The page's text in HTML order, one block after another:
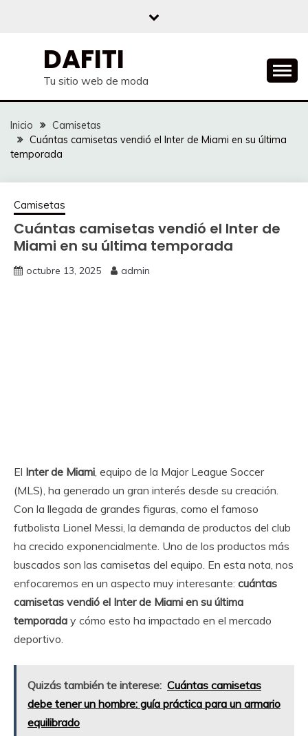
DAFITI
Tu sitio web de moda
Inicio
Camisetas
Cuántas camisetas vendió el Inter de Miami en su última
temporada
Camisetas
Cuántas camisetas vendió el Inter de
Miami en su última temporada
octubre 13, 2025 admin
El Inter de Miami, equipo de la Major League Soccer
(MLS), ha generado un gran interés desde su creación.
Con la llegada de grandes figuras, como el famoso
futbolista Lionel Messi, la demanda de productos del club
ha crecido exponencialmente. Uno de los productos más
buscados son las camisetas del equipo. En esta nota, nos
enfocaremos en un aspecto muy interesante: cuántas
camisetas vendió el Inter de Miami en su última
temporada y cómo esto ha impactado en el mercado
deportivo.
Quizás también te interese: Cuántas camisetas
debe tener un hombre: guía práctica para un armario
equilibrado